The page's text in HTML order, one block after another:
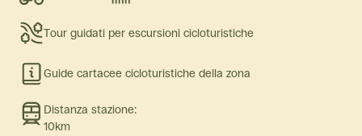
Tour guidati per escursioni cicloturistiche
Guide cartacee cicloturistiche della zona
Distanza stazione:
10km